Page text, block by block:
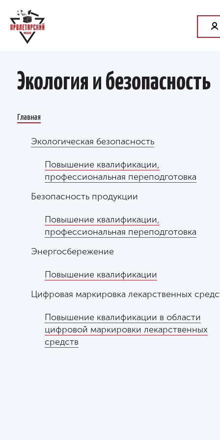
Экология и безопасность
Главная
Экологическая безопасность
Повышение квалификации,
профессиональная переподготовка
Безопасность продукции
Повышение квалификации,
профессиональная переподготовка
Энергосбережение
Повышение квалификации
Цифровая маркировка лекарственных
Повышение квалификации в области
цифровой маркировки лекарственных
средств